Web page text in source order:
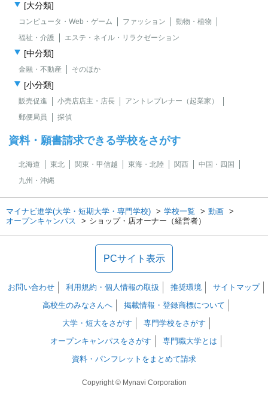
[大分類]
コンピュータ・Web・ゲーム ファッション
動物・植物
福祉・介護
エステ・ネイル・リラクゼーション
[中分類]
金融・不動産 そのほか
[小分類]
販売促進 小売店店主・店長
アントレプレナー（起業家）
郵便局員
探偵
資料・願書請求できる学校をさがす
北海道 東北 関東・甲信越 東海・北陸 関西
中国・四国
九州・沖縄
マイナビ進学(大学・短期大学・専門学校) 学校一覧
動画
オープンキャンパス
ショップ・店オーナー（経営者）
PCサイト表示
お問い合わせ 利用規約・個人情報の取扱 推奨環境
サイトマップ
高校生のみなさんへ
掲載情報・登録商標について
大学・短大をさがす
専門学校をさがす
オープンキャンパスをさがす
専門職大学とは
資料・パンフレットをまとめて請求
Copyright © Mynavi Corporation